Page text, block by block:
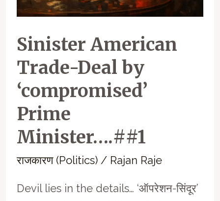
Sinister American
Trade-Deal by
‘compromised’
Prime
Minister….##1
राजकारण (Politics)/ Rajan Raje
Devil lies in the details… ‘ऑपरेशन-सिंदूर’